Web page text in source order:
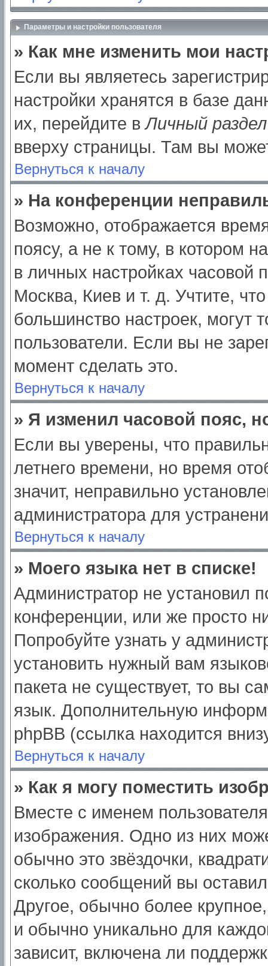
Параметры и настройки пользователя
» Как мне изменить мои
Если вы являетесь
настройки хранятся в базе
их, перейдите вЛичный раздел
вверху страницы. Там вы
Вернуться к началу
» На конференции
Возможно, отображается
поясу, а не к тому, в котором
в личных настройках часовой
Москва, Киев и т. д. Учтите,
большинство настроек, могут
пользователи. Если вы не
момент сделать это.
Вернуться к началу
» Я изменил часовой пояс,
Если вы уверены, что
летнего времени, но время
значит, неправильно
администратора для
Вернуться к началу
» Моего языка нет в списке!
Администратор не установил
конференции, или же просто
Попробуйте узнать у
установить нужный вам
пакета не существует, то вы
язык. Дополнительную
phpBB (ссылка находится
Вернуться к началу
» Как я могу поместить
Вместе с именем
изображения. Одно из них
обычно это звёздочки,
сколько сообщений вы
Другое, обычно более
и обычно уникально для
зависит, включена ли